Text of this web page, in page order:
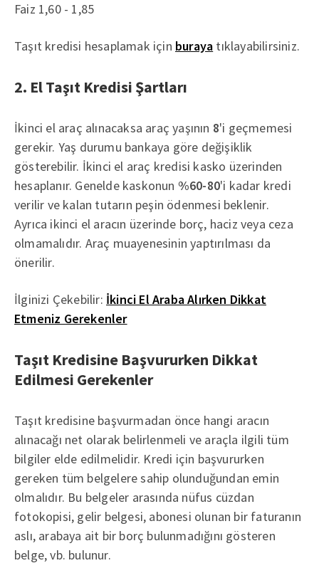
Faiz 1,60 - 1,85
Taşıt kredisi hesaplamak için buraya tıklayabilirsiniz.
2. El Taşıt Kredisi Şartları
İkinci el araç alınacaksa araç yaşının 8'i geçmemesi
gerekir. Yaş durumu bankaya göre değişiklik
gösterebilir. İkinci el araç kredisi kasko üzerinden
hesaplanır. Genelde kaskonun %60-80'i kadar kredi
verilir ve kalan tutarın peşin ödenmesi beklenir.
Ayrıca ikinci el aracın üzerinde borç, haciz veya ceza
olmamalıdır. Araç muayenesinin yaptırılması da
önerilir.
İlginizi Çekebilir: İkinci El Araba Alırken Dikkat
Etmeniz Gerekenler
Taşıt Kredisine Başvururken Dikkat
Edilmesi Gerekenler
Taşıt kredisine başvurmadan önce hangi aracın
alınacağı net olarak belirlenmeli ve araçla ilgili tüm
bilgiler elde edilmelidir. Kredi için başvururken
gereken tüm belgelere sahip olunduğundan emin
olmalıdır. Bu belgeler arasında nüfus cüzdan
fotokopisi, gelir belgesi, abonesi olunan bir faturanın
aslı, arabaya ait bir borç bulunmadığını gösteren
belge, vb. bulunur.